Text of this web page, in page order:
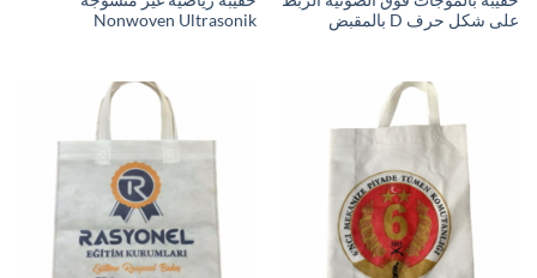
على شكل حرف D بالمقبض
Nonwoven Ultrasonik